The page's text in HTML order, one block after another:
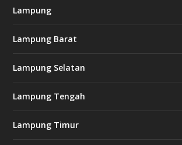
Lampung
Lampung Barat
Lampung Selatan
Lampung Tengah
Lampung Timur